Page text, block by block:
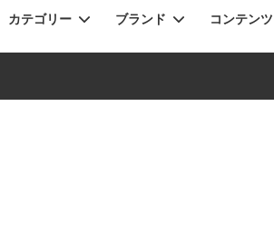
カテゴリー ブランド コンテンツ